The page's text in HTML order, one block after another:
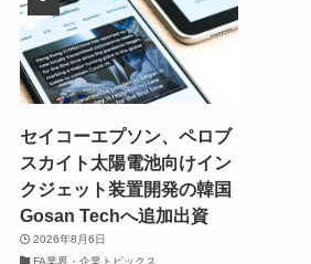
セイコーエプソン、ペロブ
スカイト太陽電池向けイン
クジェット装置開発の韓国
Gosan Techへ追加出資
2026年8月6日
FA業界・企業トピックス